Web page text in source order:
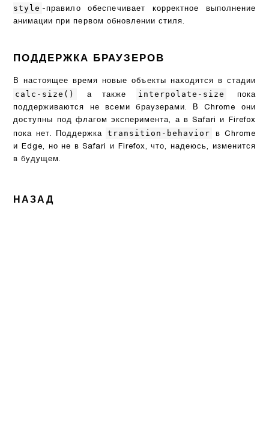
style -правило обеспечивает корректное выполнение
анимации при первом обновлении стиля.
ПОДДЕРЖКА БРАУЗЕРОВ
В настоящее время новые объекты находятся в стадии
calc-size() а также interpolate-size
пока
поддерживаются не всеми браузерами. В Chrome они
доступны под флагом эксперимента, а в Safari и Firefox
пока нет. Поддержка
transition-behavior
в Chrome
и Edge, но не в Safari и Firefox, что, надеюсь, изменится
в будущем.
НАЗАД